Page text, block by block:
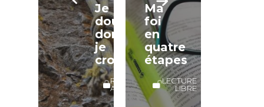
Je
doute,
donc
je
crois
RÉSERVÉ
ABONNÉS
Ma
foi
en
quatre
étapes
LECTURE
LIBRE